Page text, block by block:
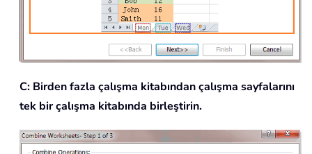
C: Birden fazla çalışma kitabından çalışma sayfalarını
tek bir çalışma kitabında birleştirin.